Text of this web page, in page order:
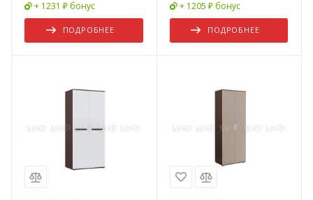
+ 1231 ₽ бонус
ПОДРОБНЕЕ
+ 1205 ₽ бонус
ПОДРОБНЕЕ